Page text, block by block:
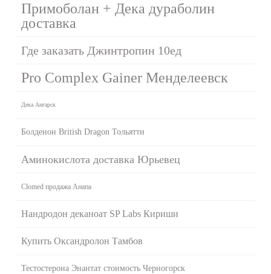
Примоболан + Дека дураболин
доставка
Где заказать Джинтропин 10ед
Pro Complex Gainer Менделеевск
Дека Ангарск
Болденон British Dragon Тольятти
Аминокислота доставка Юрьевец
Clomed продажа Анапа
Нандродон деканоат SP Labs Кириши
Купить Оксандролон Тамбов
Тестостерона Энантат стоимость Черногорск